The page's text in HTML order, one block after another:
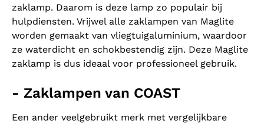
zaklamp. Daarom is deze lamp zo populair bij
hulpdiensten. Vrijwel alle zaklampen van Maglite
worden gemaakt van vliegtuigaluminium, waardoor
ze waterdicht en schokbestendig zijn. Deze Maglite
zaklamp is dus ideaal voor professioneel gebruik.
- Zaklampen van COAST
Een ander veelgebruikt merk met vergelijkbare